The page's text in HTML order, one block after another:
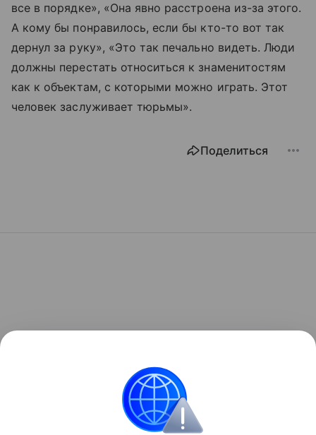
все в порядке», «Она явно расстроена из-за этого.
А кому бы понравилось, если бы кто-то вот так
дернул за руку», «Это так печально видеть. Люди
должны перестать относиться к знаменитостям
как к объектам, с которыми можно играть. Этот
человек заслуживает тюрьмы».
Поделиться